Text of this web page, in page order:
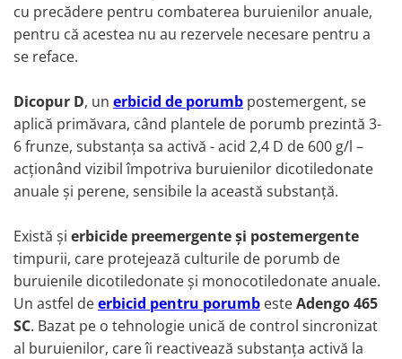
cu precădere pentru combaterea buruienilor anuale,
pentru că acestea nu au rezervele necesare pentru a
se reface.
Dicopur D, un erbicid de porumb postemergent, se
aplică primăvara, când plantele de porumb prezintă 3-
6 frunze, substanța sa activă - acid 2,4 D de 600 g/l –
acționând vizibil împotriva buruienilor dicotiledonate
anuale și perene, sensibile la această substanță.
Există și erbicide preemergente și postemergente
timpurii, care protejează culturile de porumb de
buruienile dicotiledonate și monocotiledonate anuale.
Un astfel deerbicid pentru porumb esteAdengo 465
SC. Bazat pe o tehnologie unică de control sincronizat
al buruienilor, care îi reactivează substanța activă la